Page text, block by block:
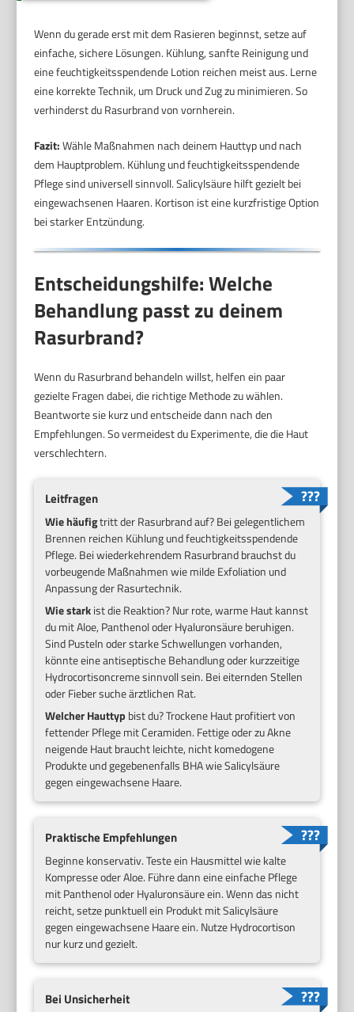
Wenn du gerade erst mit dem Rasieren beginnst, setze auf
einfache, sichere Lösungen. Kühlung, sanfte Reinigung und
eine feuchtigkeitsspendende Lotion reichen meist aus. Lerne
eine korrekte Technik, um Druck und Zug zu minimieren. So
verhinderst du Rasurbrand von vornherein.
Fazit:Wähle Maßnahmen nach deinem Hauttyp und nach
dem Hauptproblem. Kühlung und feuchtigkeitsspendende
Pflege sind universell sinnvoll. Salicylsäure hilft gezielt bei
eingewachsenen Haaren. Kortison ist eine kurzfristige Option
bei starker Entzündung.
Entscheidungshilfe: Welche
Behandlung passt zu deinem
Rasurbrand?
Wenn du Rasurbrand behandeln willst, helfen ein paar
gezielte Fragen dabei, die richtige Methode zu wählen.
Beantworte sie kurz und entscheide dann nach den
Empfehlungen. So vermeidest du Experimente, die die Haut
verschlechtern.
Leitfragen
Wie häufigtritt der Rasurbrand auf? Bei gelegentlichem
Brennen reichen Kühlung und feuchtigkeitsspendende
Pflege. Bei wiederkehrendem Rasurbrand brauchst du
vorbeugende Maßnahmen wie milde Exfoliation und
Anpassung der Rasurtechnik.
Wie starkist die Reaktion? Nur rote, warme Haut kannst
du mit Aloe, Panthenol oder Hyaluronsäure beruhigen.
Sind Pusteln oder starke Schwellungen vorhanden,
könnte eine antiseptische Behandlung oder kurzzeitige
Hydrocortisoncreme sinnvoll sein. Bei eiternden Stellen
oder Fieber suche ärztlichen Rat.
Welcher Hauttyp bist du? Trockene Haut profitiert von
fettender Pflege mit Ceramiden. Fettige oder zu Akne
neigende Haut braucht leichte, nicht komedogene
Produkte und gegebenenfalls BHA wie Salicylsäure
gegen eingewachsene Haare.
Praktische Empfehlungen
Beginne konservativ. Teste ein Hausmittel wie kalte
Kompresse oder Aloe. Führe dann eine einfache Pflege
mit Panthenol oder Hyaluronsäure ein. Wenn das nicht
reicht, setze punktuell ein Produkt mit Salicylsäure
gegen eingewachsene Haare ein. Nutze Hydrocortison
nur kurz und gezielt.
Bei Unsicherheit